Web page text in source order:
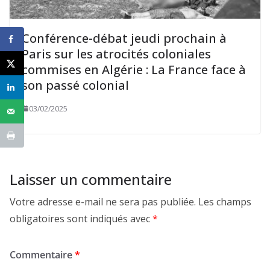
Conférence-débat jeudi prochain à
Paris sur les atrocités coloniales
commises en Algérie : La France face à
son passé colonial
03/02/2025
Laisser un commentaire
Votre adresse e-mail ne sera pas publiée. Les champs
obligatoires sont indiqués avec*
Commentaire*